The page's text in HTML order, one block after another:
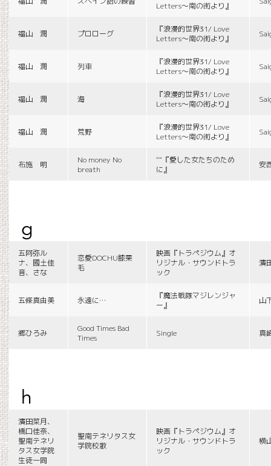
Letters〜南の街より』
福山 潤 プロローグ
『浪漫的世界31/ Love
Letters〜南の街より』
福山 潤 列車
『浪漫的世界31/ Love
Letters〜南の街より』
福山 潤 海
『浪漫的世界31/ Love
Letters〜南の街より』
福山 潤 荒野
『浪漫的世界31/ Love
Letters〜南の街より』
布施 明
No money No
breath
““『愛した女たちのため
に』
安
g
五阿弥ル
ナ、國土佳
音、さな
恋愛DOCHU膝栗
毛
映画『トラペジウム』オ
リジナル・サウンドトラ
ック
濱
五條真由美 永遠に…
『魔法戦隊マジレンジャ
ー』
山
郷ひろみ
Good Times Bad
Times
Single 真
h
濱田菜月、
橋口佳奈、
聖南テネリ
タス女学院
生徒一同
聖南テネリタス女
学院校歌
映画『トラペジウム』オ
リジナル・サウンドトラ
ック
横